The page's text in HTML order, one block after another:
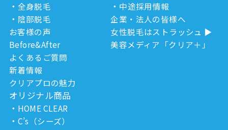
全身脱毛
陰部脱毛
お客様の声
Before&After
よくあるご質問
新着情報
クリアプロの魅力
オリジナル商品
HOME CLEAR
C’s（シーズ）
中途採用情報
企業・法人の皆様へ
女性脱毛はストラッシュ
美容メディア「クリア＋」